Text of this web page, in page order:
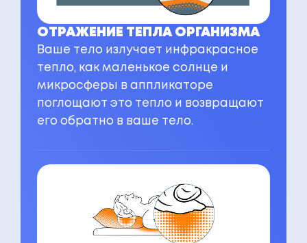
ОТРАЖЕНИЕ ТЕПЛА ОРГАНИЗМА
Ваше тело излучает инфракрасное
тепло, как маленькое солнце и
микросферы в аппликаторе
поглощают это тепло и возвращают
его обратно в ваше тело.